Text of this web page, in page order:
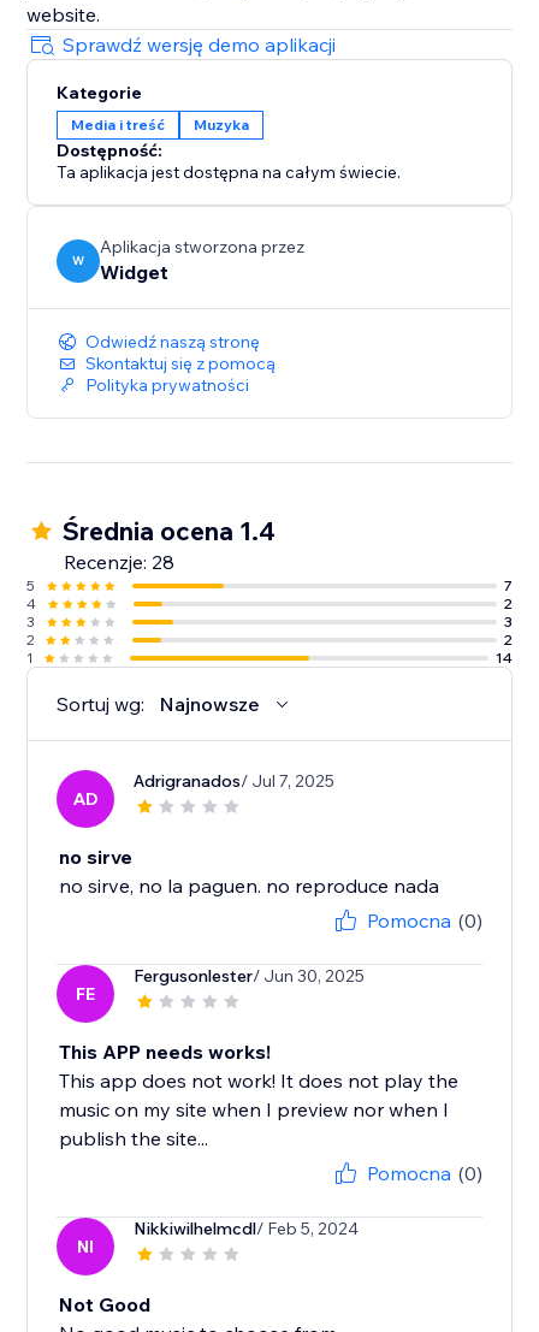
website.
Sprawdź wersję demo aplikacji
Kategorie
Media i treść Muzyka
Dostępność:
Ta aplikacja jest dostępna na całym świecie.
W
Aplikacja stworzona przez
Widget
Odwiedź naszą stronę
Skontaktuj się z pomocą
Polityka prywatności
Średnia ocena 1.4
Recenzje: 28
5
7
4
2
3
3
2
2
1
14
Sortuj wg: Najnowsze
AD
Adrigranados/ Jul 7, 2025
no sirve
no sirve, no la paguen. no reproduce nada
Pomocna (0)
FE
Fergusonlester/ Jun 30, 2025
This APP needs works!
This app does not work! It does not play the
music on my site when I preview nor when I
publish the site...
Pomocna (0)
NI
Nikkiwilhelmcdl/ Feb 5, 2024
Not Good